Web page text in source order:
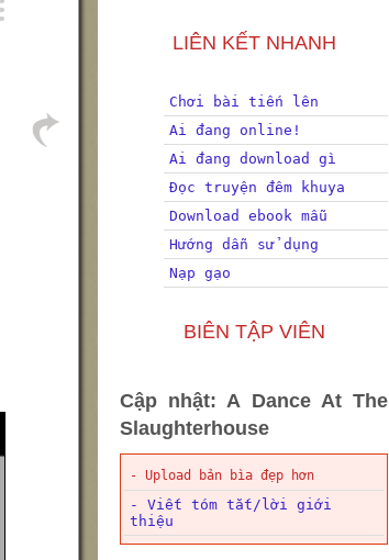
LIÊN KẾT NHANH
Chơi bài tiến lên
Ai đang online!
Ai đang download gì
Đọc truyện đêm khuya
Download ebook mẫu
Hướng dẫn sử dụng
Nạp gạo
BIÊN TẬP VIÊN
Cập nhật: A Dance At The
Slaughterhouse
- Upload bản bìa đẹp hơn
- Viết tóm tắt/lời giới
thiệu